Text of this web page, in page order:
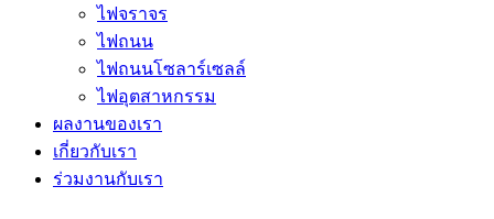
ไฟจราจร
ไฟถนน
ไฟถนนโซลาร์เซลล์
ไฟอุตสาหกรรม
ผลงานของเรา
เกี่ยวกับเรา
ร่วมงานกับเรา